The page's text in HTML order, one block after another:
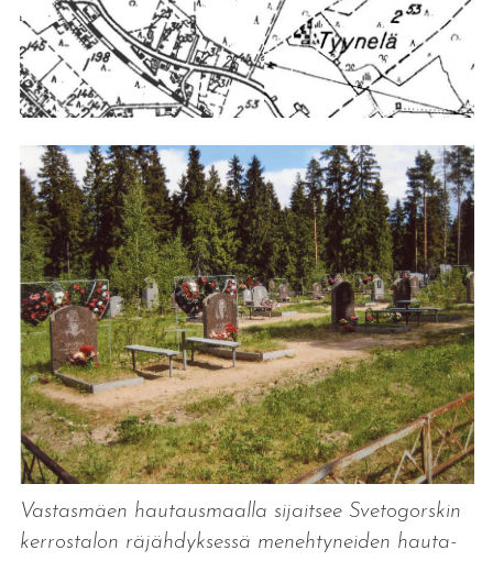
Vastasmäen hautausmaalla sijaitsee Svetogorskin
kerrostalon räjähdyksessä menehtyneiden hauta-